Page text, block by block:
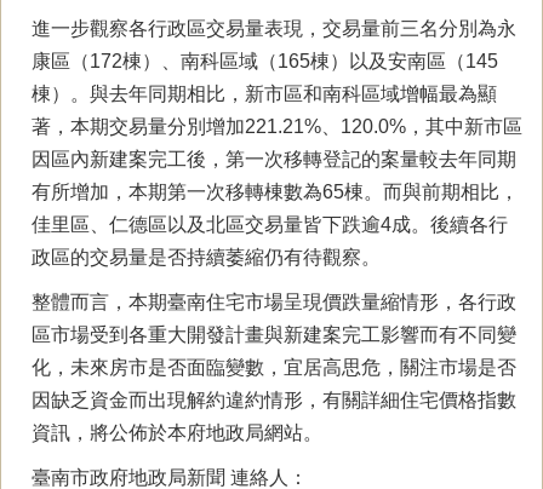
進一步觀察各行政區交易量表現，交易量前三名分別為永
康區（172棟）、南科區域（165棟）以及安南區（145
棟）。與去年同期相比，新市區和南科區域增幅最為顯
著，本期交易量分別增加221.21%、120.0%，其中新市區
因區內新建案完工後，第一次移轉登記的案量較去年同期
有所增加，本期第一次移轉棟數為65棟。而與前期相比，
佳里區、仁德區以及北區交易量皆下跌逾4成。後續各行
政區的交易量是否持續萎縮仍有待觀察。
整體而言，本期臺南住宅市場呈現價跌量縮情形，各行政
區市場受到各重大開發計畫與新建案完工影響而有不同變
化，未來房市是否面臨變數，宜居高思危，關注市場是否
因缺乏資金而出現解約違約情形，有關詳細住宅價格指數
資訊，將公佈於本府地政局網站。
臺南市政府地政局新聞 連絡人：